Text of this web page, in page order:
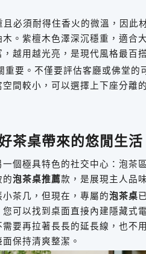
必須耐得住香火的微溫，因此
。紫檀木色澤深沉穩重，適合
越用越光亮，是現代風格最百
重要。不僅要評估客廳或佛堂的
間較小，可以選擇上下座分離
茶桌帶來的悠閒生活
個極具特色的社交中心：泡茶
泡茶桌推薦款，是展現主人品
茶几，但現在，專屬的泡茶桌
可以找到桌面直接內建隱藏式
要再拉著長長的延長線，也不
保持清爽整潔。